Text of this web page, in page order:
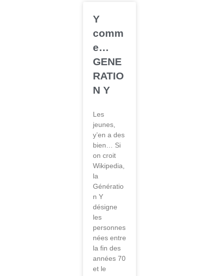
Y
comm
e…
GENE
RATIO
N Y
Les
jeunes,
y’en a des
bien… Si
on croit
Wikipedia,
la
Génératio
n Y
désigne
les
personnes
nées entre
la fin des
années 70
et le